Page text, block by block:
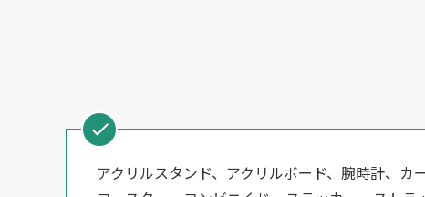
アクリルスタンド、アクリルボード、腕時計、カ